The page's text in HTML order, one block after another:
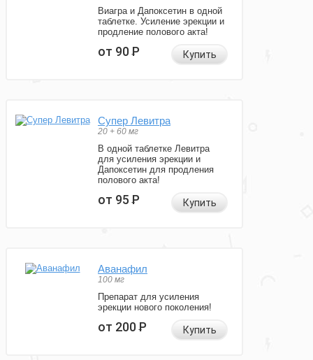
Виагра и Дапоксетин в одной
таблетке. Усиление эрекции и
продление полового акта!
от 90Р Купить
Супер Левитра
20 + 60 мг
В одной таблетке Левитра
для усиления эрекции и
Дапоксетин для продления
полового акта!
от 95Р Купить
Аванафил
100 мг
Препарат для усиления
эрекции нового поколения!
от 200Р Купить